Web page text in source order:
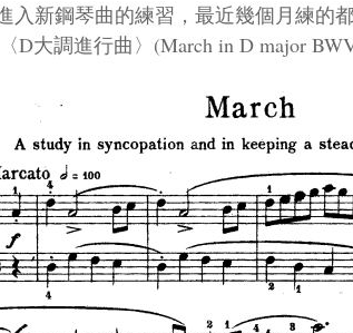
入新鋼琴曲的練習，最近幾個月練的
D大調進行曲〉(March in D major BWV